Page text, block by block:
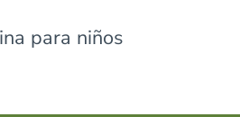
para niños